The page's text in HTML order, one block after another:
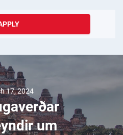
17, 2024
um